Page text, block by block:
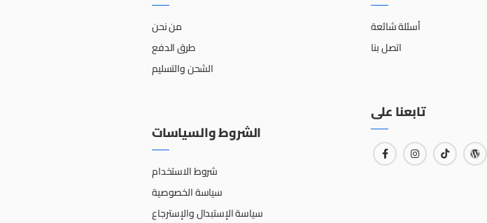
من نحن
طرق الدفع
الشحن والتسليم
الشروط والسياسات
شروط الاستخدام
سياسة الخصوصية
سياسة الإستبدال والإسترجاع
أسئلة شائعة
اتصل بنا
تابعنا على